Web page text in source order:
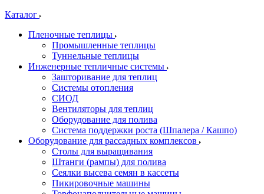
Каталог
Пленочные теплицы
Промышленные теплицы
Туннельные теплицы
Инженерные тепличные системы
Зашторивание для теплиц
Системы отопления
СИОД
Вентиляторы для теплиц
Оборудование для полива
Система поддержки роста (Шпалера / Кашпо)
Оборудование для рассадных комплексов
Столы для выращивания
Штанги (рампы) для полива
Сеялки высева семян в кассеты
Пикировочные машины